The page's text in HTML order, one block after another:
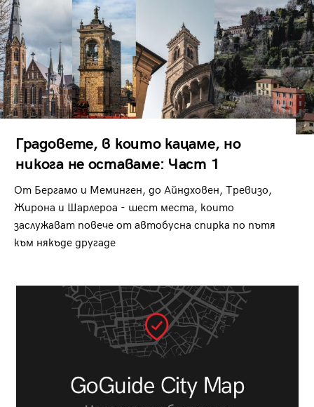
Градовете, в които кацаме, но
никога не оставаме: Част 1
От Бергамо и Меминген, до Айндховен, Тревизо,
Жирона и Шарлероа - шест места, които
заслужават повече от автобусна спирка по пътя
към някъде другаде